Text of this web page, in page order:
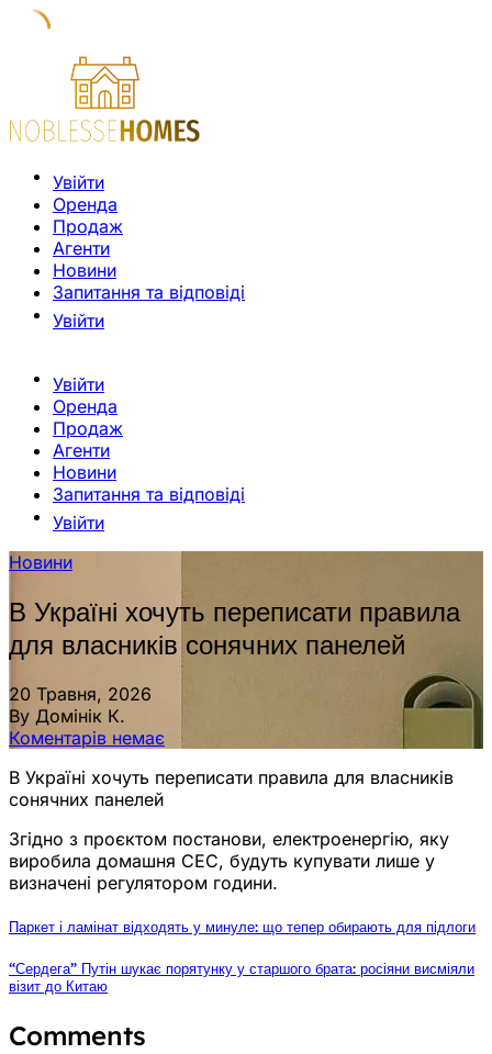
Увійти
Оренда
Продаж
Агенти
Новини
Запитання та відповіді
Увійти
Увійти
Оренда
Продаж
Агенти
Новини
Запитання та відповіді
Увійти
Новини
В Україні хочуть переписати правила
для власників сонячних панелей
20 Травня, 2026
By Домінік К.
Коментарів немає
В Україні хочуть переписати правила для власників
сонячних панелей
Згідно з проєктом постанови, електроенергію, яку
виробила домашня СЕС, будуть купувати лише у
визначені регулятором години.
Паркет і ламінат відходять у минуле: що тепер обирають для підлоги
“Сердега” Путін шукає порятунку у старшого брата: росіяни висміяли
візит до Китаю
Comments